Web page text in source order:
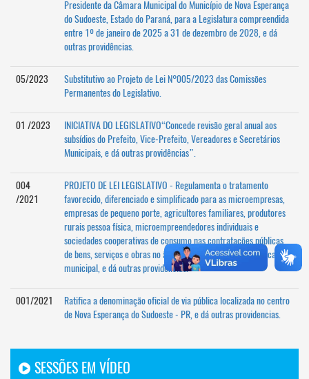
Presidente da Câmara Municipal do Município de Nova Esperança
do Sudoeste, Estado do Paraná, para a Legislatura compreendida
entre 1º de janeiro de 2025 a 31 de dezembro de 2028, e dá
outras providências.
05/2023
Substitutivo ao Projeto de Lei N°005/2023 das Comissões
Permanentes do Legislativo.
01 /2023
INICIATIVA DO LEGISLATIVO“Concede revisão geral anual aos
subsídios do Prefeito, Vice-Prefeito, Vereadores e Secretários
Municipais, e dá outras providências”.
004
/2021
PROJETO DE LEI LEGISLATIVO - Regulamenta o tratamento
favorecido, diferenciado e simplificado para as microempresas,
empresas de pequeno porte, agricultores familiares, produtores
rurais pessoa física, microempreendedores individuais e
sociedades cooperativas de consumo nas contratações públicas
de bens, serviços e obras no âmbito da administração pública
municipal, e dá outras providências.
001/2021
Ratifica a denominação oficial de via pública localizada no centro
de Nova Esperança do Sudoeste - PR, e dá outras providencias.
SESSÕES EM VÍDEO